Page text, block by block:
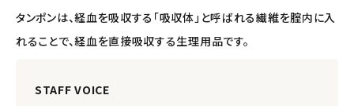
タンポンは、経血を吸収する「吸収体」と呼ばれる繊維を腟内に入
れることで、経血を直接吸収する生理用品です。
STAFF VOICE